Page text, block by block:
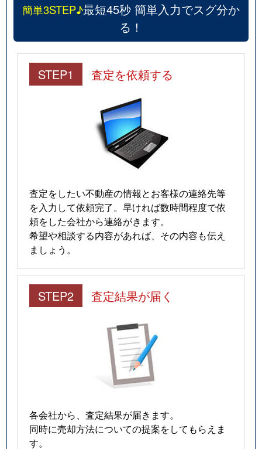
簡単3STEP♪最短45秒 簡単入力でスグ分か
る！
STEP1 査定を依頼する
査定をしたい不動産の情報とお客様の連絡先等
を入力して依頼完了。早ければ数時間程度で依
頼をした会社から連絡がきます。
希望や相談する内容があれば、その内容も伝え
ましょう。
STEP2 査定結果が届く
各会社から、査定結果が届きます。
同時に売却方法についての提案をしてもらえま
す。